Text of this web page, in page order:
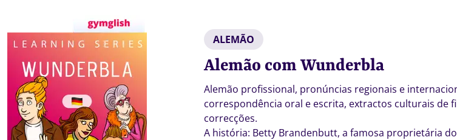
ALEMÃO
Alemão com Wunderbla
Alemão profissional, pronúncias regionais e
correspondência oral e escrita, extractos culturais de
correcções.
A história: Betty Brandenbutt, a famosa proprietária